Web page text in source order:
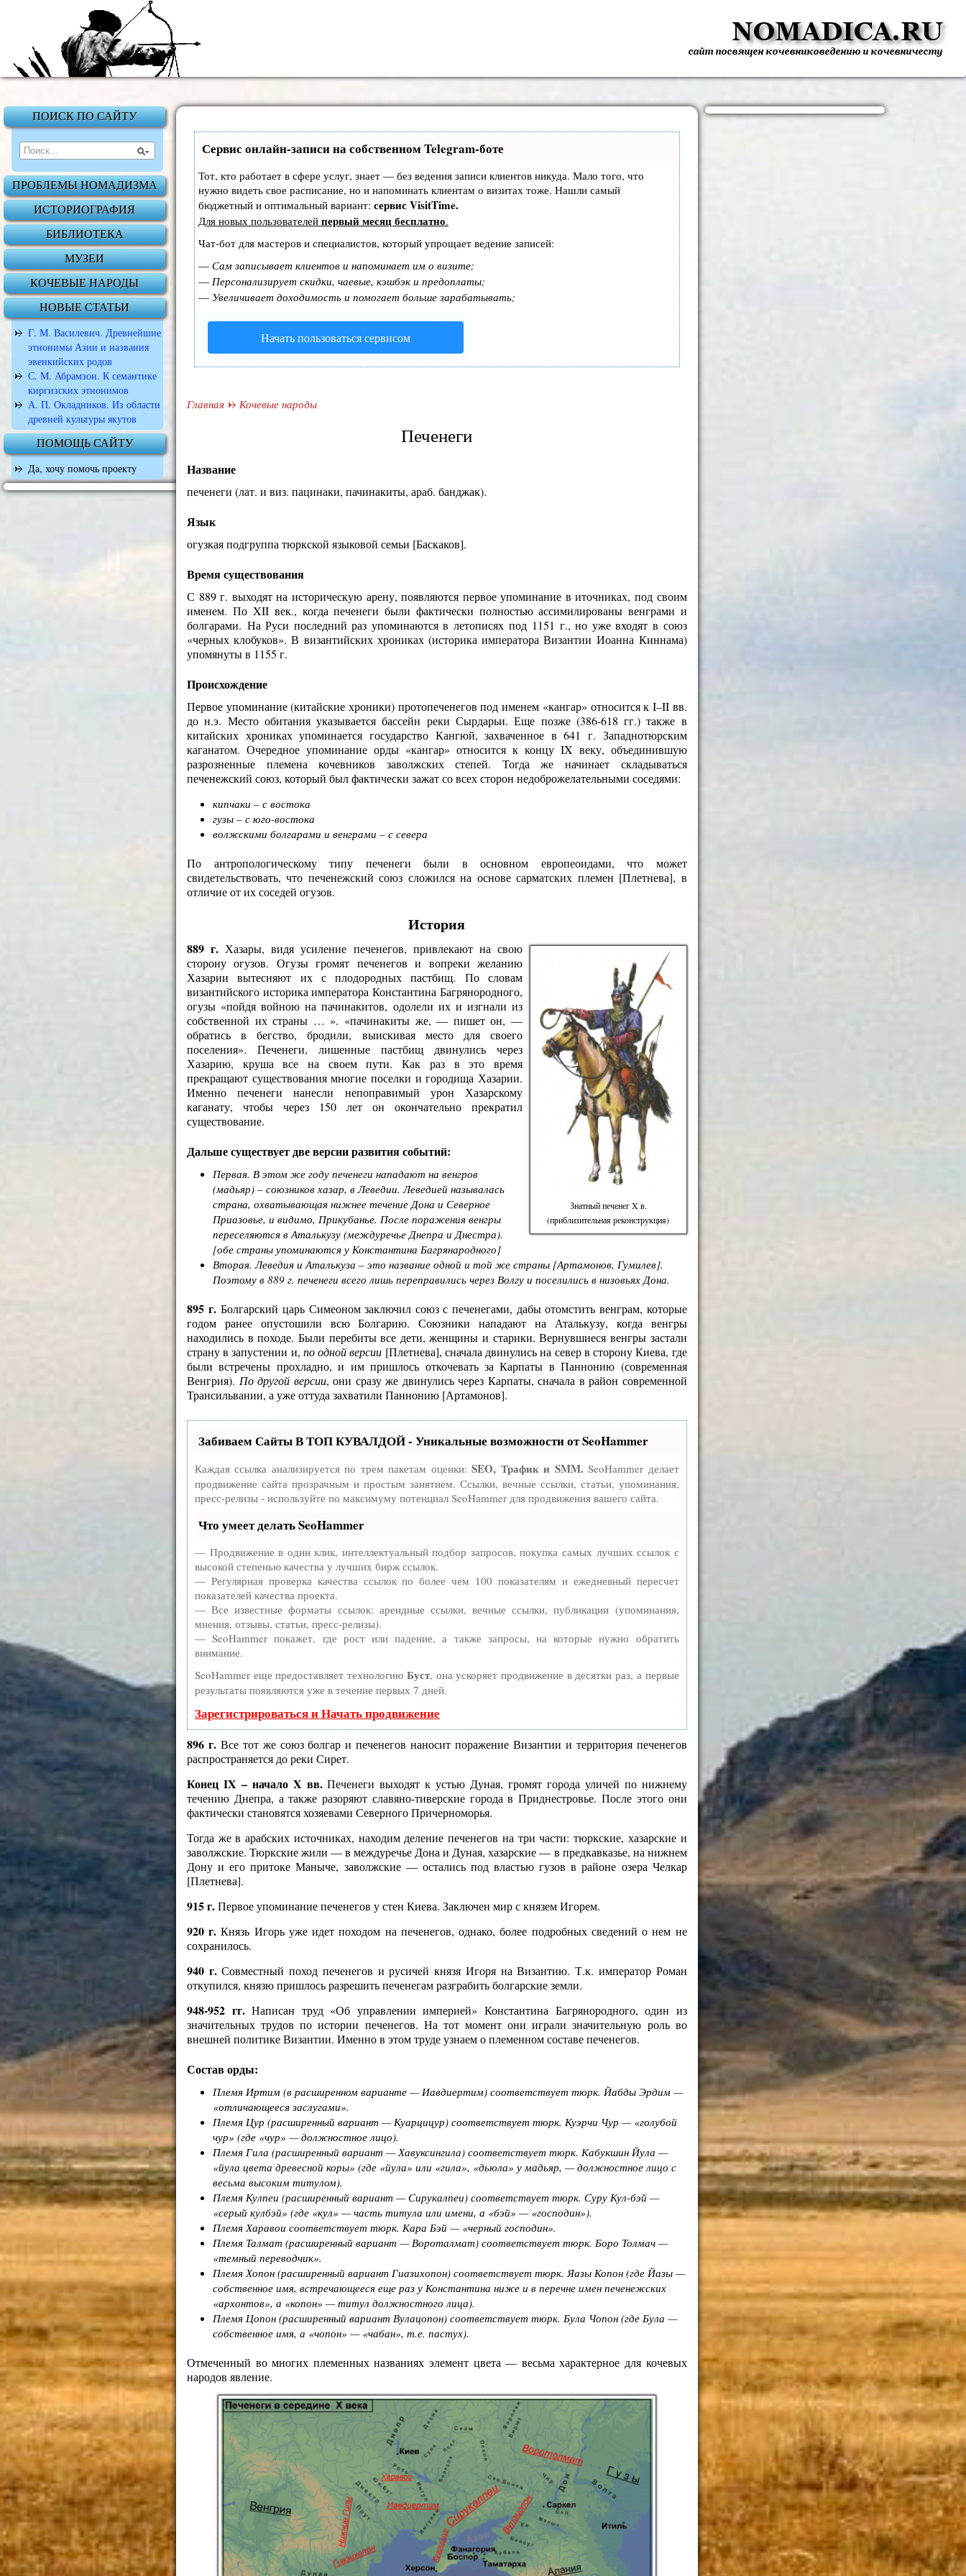
ПОИСК ПО САЙТУ
ПРОБЛЕМЫ НОМАДИЗМА
ИСТОРИОГРАФИЯ
БИБЛИОТЕКА
МУЗЕИ
КОЧЕВЫЕ НАРОДЫ
НОВЫЕ СТАТЬИ
Г. М. Василевич. Древнейшие
этнонимы Азии и названия
эвенкийских родов
С. М. Абрамзон. К семантике
киргизских этнонимов
А. П. Окладников. Из области
древней культуры якутов
ПОМОЩЬ САЙТУ
Да, хочу помочь проекту
Сервис онлайн-записи на собственном Telegram-боте
Тот, кто работает в сфере услуг, знает — без ведения записи клиентов никуда. Мало того, что
нужно видеть свое расписание, но и напоминать клиентам о визитах тоже. Нашли самый
бюджетный и оптимальный вариант: сервис VisitTime.
Для новых пользователей первый месяц бесплатно.
Чат-бот для мастеров и специалистов, который упрощает ведение записей:
— Сам записывает клиентов и напоминает им о визите;
— Персонализирует скидки, чаевые, кэшбэк и предоплаты;
— Увеличивает доходимость и помогает больше зарабатывать;
Начать пользоваться сервисом
Главная Кочевые народы
Печенеги
Название
печенеги (лат. и виз. пацинаки, пачинакиты, араб. банджак).
Язык
огузкая подгруппа тюркской языковой семьи [Баскаков].
Время существования
С 889 г. выходят на историческую арену, появляются первое упоминание в иточниках, под своим
именем. По XII век., когда печенеги были фактически полностью ассимилированы венграми и
болгарами. На Руси последний раз упоминаются в летописях под 1151 г., но уже входят в союз
«черных клобуков». В византийских хрониках (историка императора Византии Иоанна Киннама)
упомянуты в 1155 г.
Происхождение
Первое упоминание (китайские хроники) протопеченегов под именем «кангар» относится к I–II вв.
до н.э. Место обитания указывается бассейн реки Сырдарьи. Еще позже (386-618 гг.) также в
китайских хрониках упоминается государство Кангюй, захваченное в 641 г. Западнотюрским
каганатом. Очередное упоминание орды «кангар» относится к концу IX веку, объединившую
разрозненные племена кочевников заволжских степей. Тогда же начинает складываться
печенежский союз, который был фактически зажат со всех сторон недоброжелательными соседями:
кипчаки – с востока
гузы – с юго-востока
волжскими болгарами и венграми – с севера
По антропологическому типу печенеги были в основном европеоидами, что может
свидетельствовать, что печенежский союз сложился на основе сарматских племен [Плетнева], в
отличие от их соседей огузов.
История
Знатный печенег X в.
(приблизительная реконструкция)
889 г. Хазары, видя усиление печенегов, привлекают на свою
сторону огузов. Огузы громят печенегов и вопреки желанию
Хазарии вытесняют их с плодородных пастбищ. По словам
византийского историка императора Константина Багрянородного,
огузы «пойдя войною на пачинакитов, одолели их и изгнали из
собственной их страны … ». «пачинакиты же, — пишет он, —
обратись в бегство, бродили, выискивая место для своего
поселения». Печенеги, лишенные пастбищ двинулись через
Хазарию, круша все на своем пути. Как раз в это время
прекращают существования многие поселки и городища Хазарии.
Именно печенеги нанесли непоправимый урон Хазарскому
каганату, чтобы через 150 лет он окончательно прекратил
существование.
Дальше существует две версии развития событий:
Первая. В этом же году печенеги нападают на венгров
(мадьяр) – союзников хазар, в Леведии. Леведией называлась
страна, охватывающая нижнее течение Дона и Северное
Приазовье, и видимо, Прикубанье. После поражения венгры
переселяются в Аталькузу (междуречье Днепра и Днестра).
[обе страны упоминаются у Константина Багрянародного]
Вторая. Леведия и Аталькуза – это название одной и той же страны [Артамонов, Гумилев].
Поэтому в 889 г. печенеги всего лишь переправились через Волгу и поселились в низовьях Дона.
895 г.Болгарский царь Симеоном заключил союз с печенегами, дабы отомстить венграм, которые
годом ранее опустошили всю Болгарию. Союзники нападают на Аталькузу, когда венгры
находились в походе. Были перебиты все дети, женщины и старики. Вернувшиеся венгры застали
страну в запустении и, по одной версии [Плетнева], сначала двинулись на север в сторону Киева, где
были встречены прохладно, и им пришлось откочевать за Карпаты в Паннонию (современная
Венгрия). По другой версии, они сразу же двинулись через Карпаты, сначала в район современной
Трансильвании, а уже оттуда захватили Паннонию [Артамонов].
Забиваем Сайты В ТОП КУВАЛДОЙ - Уникальные возможности от SeoHammer
Каждая ссылка анализируется по трем пакетам оценки:SEO, Трафик и SMM. SeoHammer делает
продвижение сайта прозрачным и простым занятием. Ссылки, вечные ссылки, статьи, упоминания,
пресс-релизы - используйте по максимуму потенциал SeoHammer для продвижения вашего сайта.
Что умеет делать SeoHammer
— Продвижение в один клик, интеллектуальный подбор запросов, покупка самых лучших ссылок с
высокой степенью качества у лучших бирж ссылок.
— Регулярная проверка качества ссылок по более чем 100 показателям и ежедневный пересчет
показателей качества проекта.
— Все известные форматы ссылок: арендные ссылки, вечные ссылки, публикации (упоминания,
мнения, отзывы, статьи, пресс-релизы).
— SeoHammer покажет, где рост или падение, а также запросы, на которые нужно обратить
внимание.
SeoHammer еще предоставляет технологию Буст, она ускоряет продвижение в десятки раз, а первые
результаты появляются уже в течение первых 7 дней.
Зарегистрироваться и Начать продвижение
896 г.Все тот же союз болгар и печенегов наносит поражение Византии и территория печенегов
распространяется до реки Сирет.
Конец IX – начало X вв.Печенеги выходят к устью Дуная, громят города уличей по нижнему
течению Днепра, а также разоряют славяно-тиверские города в Приднестровье. После этого они
фактически становятся хозяевами Северного Причерноморья.
Тогда же в арабских источниках, находим деление печенегов на три части: тюркские, хазарские и
заволжские. Тюркские жили — в междуречье Дона и Дуная, хазарские — в предкавказье, на нижнем
Дону и его притоке Маныче, заволжские — остались под властью гузов в районе озера Челкар
[Плетнева].
915 г.Первое упоминание печенегов у стен Киева. Заключен мир с князем Игорем.
920 г. Князь Игорь уже идет походом на печенегов, однако, более подробных сведений о нем не
сохранилось.
940 г.Совместный поход печенегов и русичей князя Игоря на Византию. Т.к. император Роман
откупился, князю пришлось разрешить печенегам разграбить болгарские земли.
948-952 гг.Написан труд «Об управлении империей» Константина Багрянородного, один из
значительных трудов по истории печенегов. На тот момент они играли значительную роль во
внешней политике Византии. Именно в этом труде узнаем о племенном составе печенегов.
Состав орды:
Племя Иртим (в расширенном варианте —Иавдиертим) соответствует тюрк. Йабды Эрдим —
«отличающееся заслугами».
Племя Цур (расширенный вариант —Куарцицур) соответствует тюрк. Куэрчи Чур — «голубой
чур» (где «чур» — должностное лицо).
Племя Гила (расширенный вариант —Хавуксингила) соответствует тюрк. Кабукшин Йула —
«йула цвета древесной коры» (где «йула» или «гила», «дьюла» у мадьяр, — должностное лицо с
весьма высоким титулом).
Племя Кулпеи (расширенный вариант —Сирукалпеи) соответствует тюрк. Суру Кул-бэй —
«серый кулбэй» (где «кул» — часть титула или имени, а «бэй» — «господин»).
ПлемяХаравои соответствует тюрк. Кара Бэй — «черный господин».
Племя Талмат (расширенный вариант —Вороталмат) соответствует тюрк. Боро Толмач —
«темный переводчик».
ПлемяХопон (расширенный вариант Гиазихопон) соответствует тюрк. Яазы Копон (где Йазы —
собственное имя, встречающееся еще раз у Константина ниже и в перечне имен печенежских
«архонтов», а «копон» — титул должностного лица).
Племя Цопон (расширенный вариант Вулацопон) соответствует тюрк. Була Чопон (где Була —
собственное имя, а «чопон» — «чабан», т.е. пастух).
Отмеченный во многих племенных названиях элемент цвета — весьма характерное для кочевых
народов явление.